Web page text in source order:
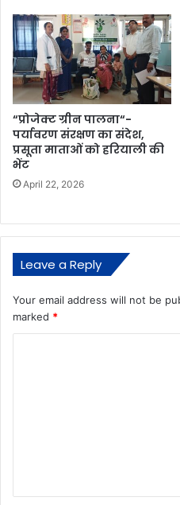
“प्रोजेक्ट ग्रीन पालना“-
पर्यावरण संरक्षण का संदेश,
प्रसूता माताओं को हरियाली की
भेंट
April 22, 2026
Leave a Reply
Your email address will not be
marked *